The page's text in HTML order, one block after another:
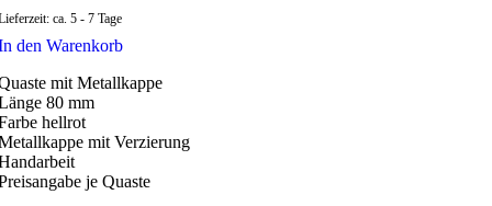
ca. 5 - 7 Tage
den Warenkorb
mit Metallkappe
80 mm
hellrot
mit Verzierung
je Quaste